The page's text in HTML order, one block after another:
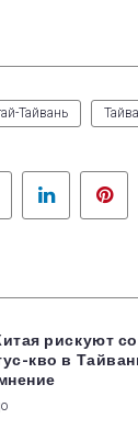
Тайвань
Twitter LinkedIn
рискуют
кво в